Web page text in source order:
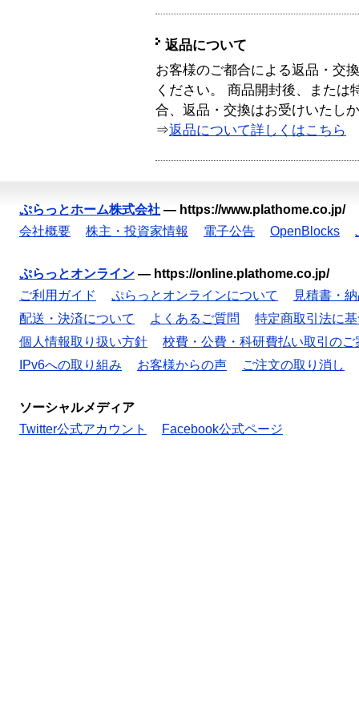
返品について
お客様のご都合による返品・交
ください。 商品開封後、または
合、返品・交換はお受けいたし
⇒返品について詳しくはこちら
ぷらっとホーム株式会社 — https://www.plathome.co.jp/
会社概要
株主・投資家情報 電子公告 OpenBlocks
ぷらっとオンライン — https://online.plathome.co.jp/
ご利用ガイド
ぷらっとオンラインについて
見積書・
配送・決済について
よくあるご質問
特定商取引法に
個人情報取り扱い方針
校費・公費・科研費払い取引のご
IPv6への取り組み
お客様からの声 ご注文の取り消し
ソーシャルメディア
Twitter公式アカウント
Facebook公式ページ